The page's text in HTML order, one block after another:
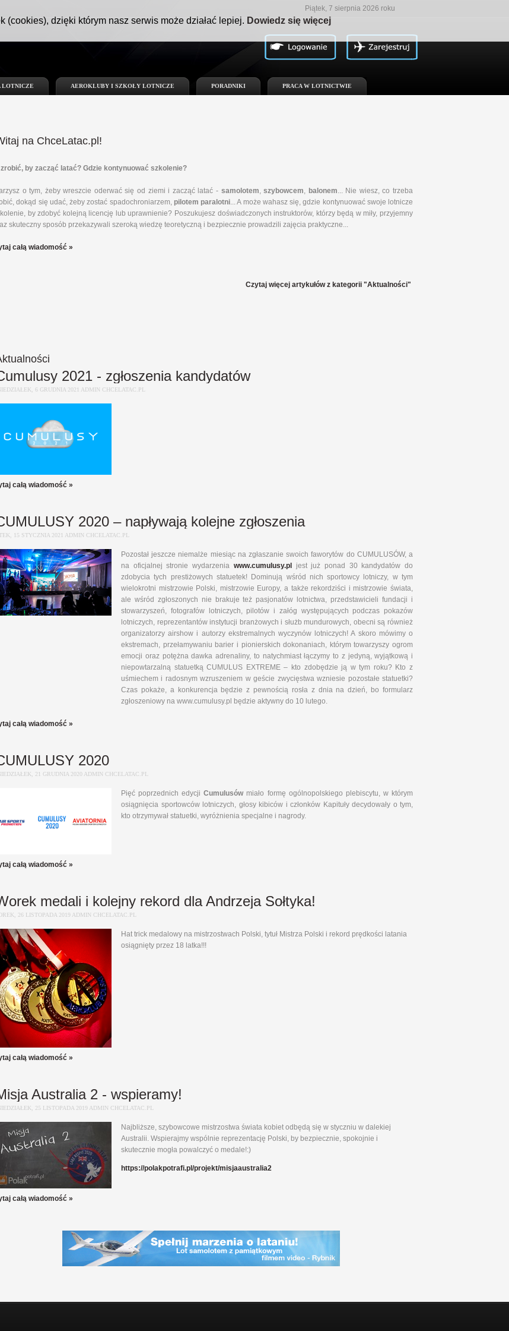
Piątek, 7 sierpnia 2026 roku
LOTNICZE AEROKLUBY I SZKOŁY LOTNICZE PORADNIKI PRACA W LOTNICTWIE
na ChceLatac.pl!
by zacząć latać? Gdzie kontynuować szkolenie?
o tym, żeby wreszcie oderwać się od ziemi i zacząć latać - samolotem,szybowcem, balonem... Nie wiesz, co trzeba
dokąd się udać, żeby zostać spadochroniarzem, pilotem paralotni... A może wahasz się, gdzie kontynuować swoje lotnicze
by zdobyć kolejną licencję lub uprawnienie? Poszukujesz doświadczonych instruktorów, którzy będą w miły, przyjemny
skuteczny sposób przekazywali szeroką wiedzę teoretyczną i bezpiecznie prowadzili zajęcia praktyczne...
całą wiadomość »
Czytaj więcej artykułów z kategorii "Aktualności"
2021 - zgłoszenia kandydatów
6 GRUDNIA 2021 ADMIN CHCELATAC.PL
całą wiadomość »
2020 – napływają kolejne zgłoszenia
15 STYCZNIA 2021 ADMIN CHCELATAC.PL
Pozostał jeszcze niemalże miesiąc na zgłaszanie swoich faworytów do CUMULUSÓW, a
na oficjalnej stronie wydarzenia www.cumulusy.pl
jest już ponad 30 kandydatów do
zdobycia tych prestiżowych statuetek! Dominują wśród nich sportowcy lotniczy, w tym
wielokrotni mistrzowie Polski, mistrzowie Europy, a także rekordziści i mistrzowie świata,
ale wśród zgłoszonych nie brakuje też pasjonatów lotnictwa, przedstawicieli fundacji i
stowarzyszeń, fotografów lotniczych, pilotów i załóg występujących podczas pokazów
lotniczych, reprezentantów instytucji branżowych i służb mundurowych, obecni są również
organizatorzy airshow i autorzy ekstremalnych wyczynów lotniczych! A skoro mówimy o
ekstremach, przełamywaniu barier i pionierskich dokonaniach, którym towarzyszy ogrom
emocji oraz potężna dawka adrenaliny, to natychmiast łączymy to z jedyną, wyjątkową i
niepowtarzalną statuetką CUMULUS EXTREME – kto zdobędzie ją w tym roku? Kto z
uśmiechem i radosnym wzruszeniem w geście zwycięstwa wzniesie pozostałe statuetki?
Czas pokaże, a konkurencja będzie z pewnością rosła z dnia na dzień, bo formularz
zgłoszeniowy na www.cumulusy.pl będzie aktywny do 10 lutego.
całą wiadomość »
2020
21 GRUDNIA 2020 ADMIN CHCELATAC.PL
Pięć poprzednich edycjiCumulusówmiało formę ogólnopolskiego plebiscytu, w którym
osiągnięcia sportowców lotniczych, głosy kibiców i członków Kapituły decydowały o tym,
kto otrzymywał statuetki, wyróżnienia specjalne i nagrody.
całą wiadomość »
medali i kolejny rekord dla Andrzeja Sołtyka!
26 LISTOPADA 2019 ADMIN CHCELATAC.PL
Hat trick medalowy na mistrzostwach Polski, tytuł Mistrza Polski i rekord prędkości latania
osiągnięty przez 18 latka!!!
całą wiadomość »
Australia 2 - wspieramy!
25 LISTOPADA 2019 ADMIN CHCELATAC.PL
Najbliższe, szybowcowe mistrzostwa świata kobiet odbędą się w styczniu w dalekiej
Australii. Wspierajmy wspólnie reprezentację Polski, by bezpiecznie, spokojnie i
skutecznie mogła powalczyć o medale!:)
https://polakpotrafi.pl/projekt/misjaaustralia2
całą wiadomość »
(cookies), dzięki którym nasz serwis może działać lepiej. Dowiedz się więcej